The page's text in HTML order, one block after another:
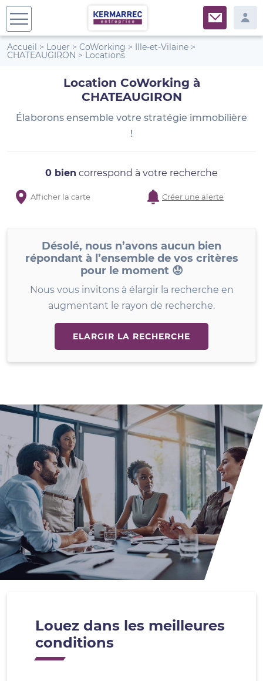
Accueil > Louer > CoWorking > Ille-et-Vilaine >
CHATEAUGIRON > Locations
Location CoWorking à
CHATEAUGIRON
Élaborons ensemble votre stratégie immobilière
!
0 bien correspond à votre recherche
Afficher la carte Créer une alerte
Désolé, nous n’avons aucun bien
répondant à l’ensemble de vos critères
pour le moment 😟
Nous vous invitons à élargir la recherche en
augmentant le rayon de recherche.
ELARGIR LA RECHERCHE
Louez dans les meilleures
conditions